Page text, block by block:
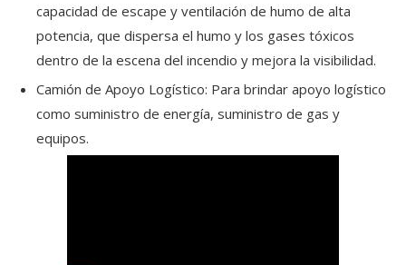
capacidad de escape y ventilación de humo de alta
potencia, que dispersa el humo y los gases tóxicos
dentro de la escena del incendio y mejora la visibilidad.
Camión de Apoyo Logístico: Para brindar apoyo logístico
como suministro de energía, suministro de gas y
equipos.